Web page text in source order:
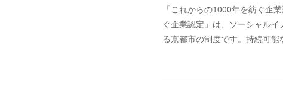
「これからの1000年を紡ぐ企
ぐ企業認定」は、ソーシャル
る京都市の制度です。持続可